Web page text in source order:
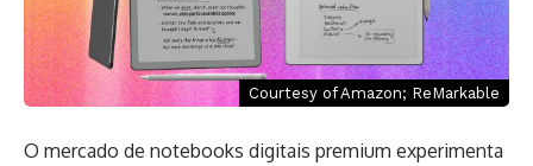
Courtesy of Amazon; ReMarkable
O mercado de notebooks digitais premium experimenta